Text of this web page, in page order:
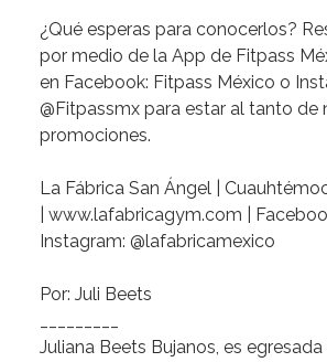
¿Qué esperas para conocerlos?
por medio de la App de Fitpass
en Facebook: Fitpass México o
@Fitpassmx para estar al tanto de
promociones.
La Fábrica San Ángel |
www.lafabricagym.com |
Instagram: @lafabricamexico
Por: Juli Beets
Juliana Beets Bujanos, es